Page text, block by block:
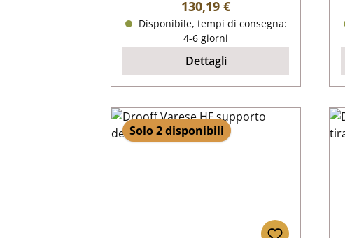
Prezzo normale:
130,19 €
Disponibile, tempi di consegna:
4-6 giorni
Dettagli
Solo 2 disponibili